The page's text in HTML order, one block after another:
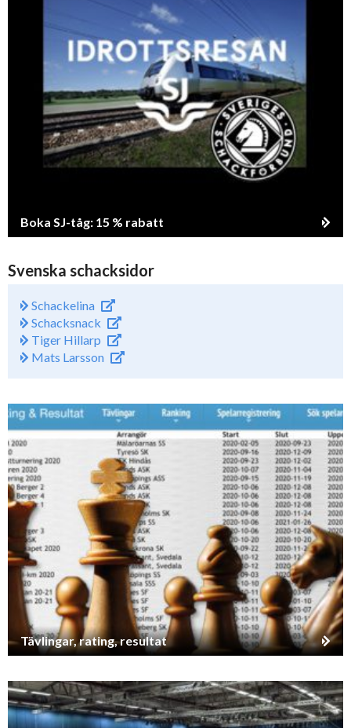
Boka SJ-tåg: 15 % rabatt
Svenska schacksidor
Schackelina
Schacksnack
Tiger Hillarp
Mats Larsson
Tävlingar, rating, resultat